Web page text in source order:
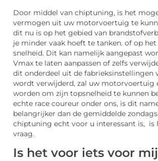
Door middel van chiptuning, is het
vermogen uit uw motorvoertuig te
dit nu is op het gebied van
je minder vaak hoeft te tanken. of op
snelheid. Dit kan namelijk aangepast
Vmax te laten aanpassen of zelfs
dit onderdeel uit de fabrieksinstellingen
wordt verwijderd, zal uw motorvoertuig
worden om zijn topsnelheid te kunnen
echte race coureur onder ons, is dit
belangrijker dan de gemiddelde
chiptuning echt voor u interessant is, is
vraag.
Is het voor iets voor